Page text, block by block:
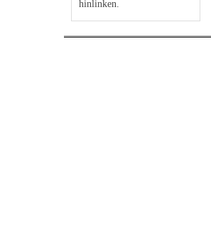
hinlinken.